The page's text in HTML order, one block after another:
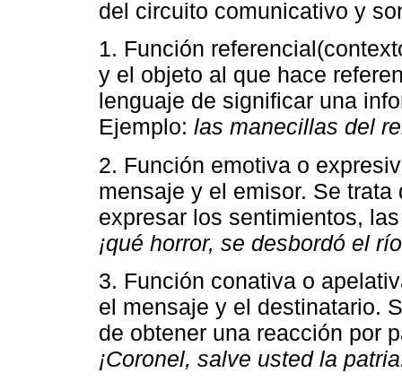
del circuito comunicativo y
1. Función
y el objeto al que hace
lenguaje de significar una
Ejemplo: las manecillas del
2. Función emotiva o
mensaje y el emisor. Se
expresar los sentimientos,
¡qué horror, se desbordó el
3. Función conativa o
el mensaje y el destinatario.
de obtener una reacción por
¡Coronel, salve usted la